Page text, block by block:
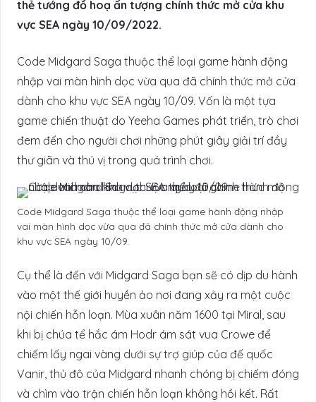
thẻ tướng đồ hoạ ấn tượng chính thức mở cửa khu
vực SEA ngày 10/09/2022.
Code Midgard Saga thuộc thể loại game hành động
nhập vai màn hình dọc vừa qua đã chính thức mở cửa
dành cho khu vực SEA ngày 10/09. Vốn là một tựa
game chiến thuật do Yeeha Games phát triển, trò chơi
đem đến cho người chơi những phút giây giải trí đầy
thư giãn và thú vị trong quá trình chơi.
Code Midgard Saga thuộc thể loại game hành động nhập
vai màn hình dọc vừa qua đã chính thức mở cửa dành cho
khu vực SEA ngày 10/09.
Cụ thể là đến với Midgard Saga bạn sẽ có dịp du hành
vào một thế giới huyền ảo nơi đang xảy ra một cuộc
nội chiến hỗn loạn. Mùa xuân năm 1600 tại Miral, sau
khi bị chúa tể hắc ám Hodr ám sát vua Crowe để
chiếm lấy ngai vàng dưới sự trợ giúp của đế quốc
Vanir, thủ đô của Midgard nhanh chóng bị chiếm đóng
và chìm vào trận chiến hỗn loạn không hồi kết. Rất